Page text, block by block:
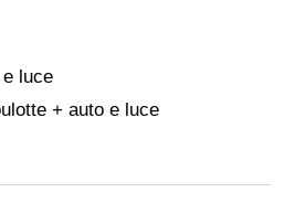
e luce
+ auto e luce